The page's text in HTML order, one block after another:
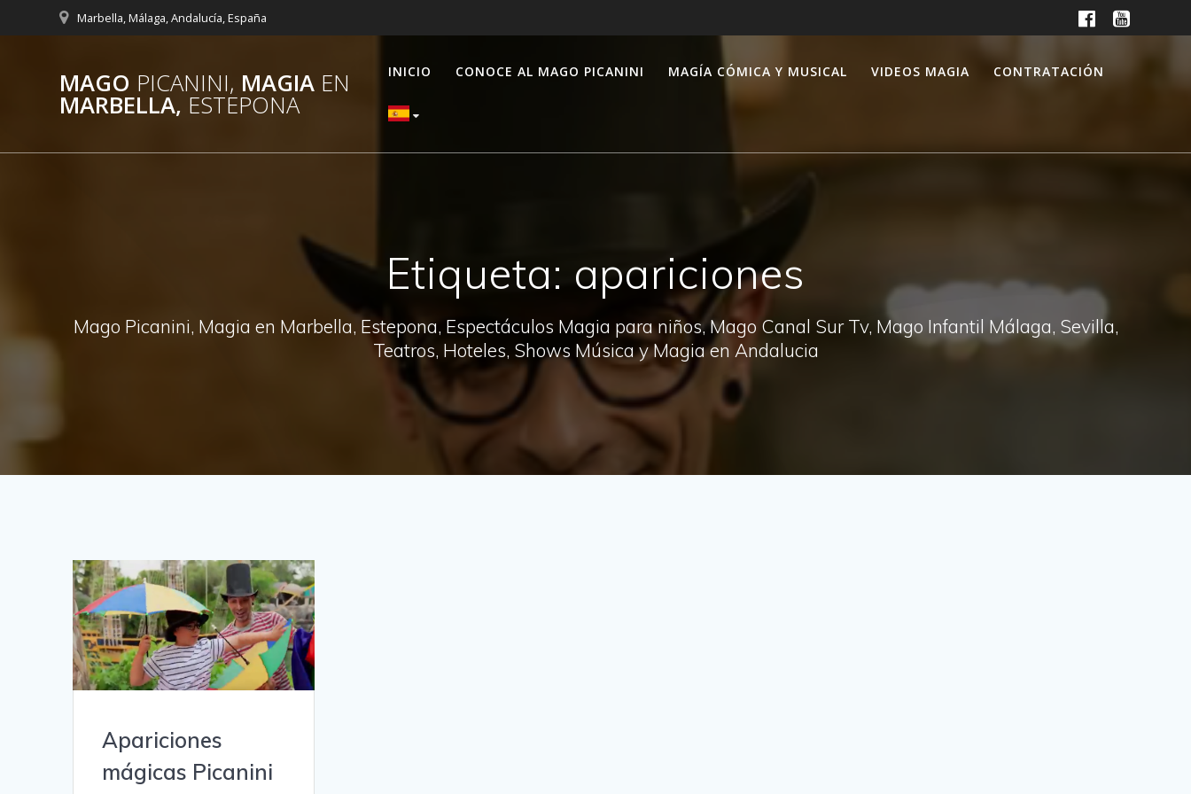
al
Marbella, Málaga, Andalucía, España
MAGO PICANINI, MAGIA EN
MARBELLA, ESTEPONA
INICIO CONOCE AL MAGO PICANINI MAGÍA CÓMICA Y MUSICAL VIDEOS MAGIA CONTRATACIÓN
Etiqueta: apariciones
Mago Picanini, Magia en Marbella, Estepona, Espectáculos Magia para niños, Mago Canal Sur Tv, Mago Infantil Málaga, Sevilla,
Teatros, Hoteles, Shows Música y Magia en Andalucia
Apariciones
mágicas Picanini